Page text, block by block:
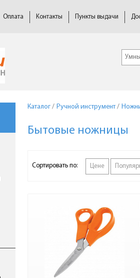
Оплата Контакты Пункты выдачи
Каталог / Ручной инструмент/
Бытовые ножницы
Сортировать по: Цене